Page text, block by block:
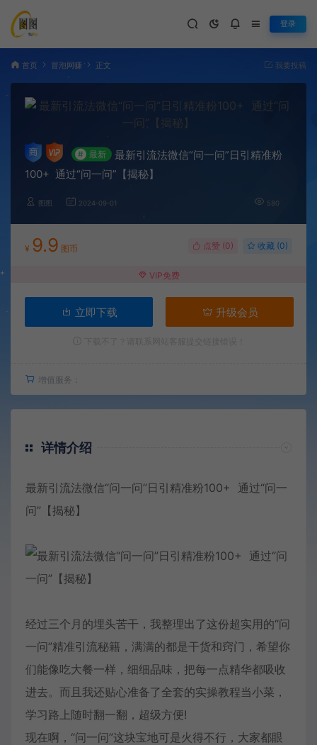
登录
首页 冒泡网赚 正文 我要投稿
# 最新
最新引流法微信“问一问”日引精准粉
100+ 通过“问一问”【揭秘】
图图 2024-09-01 580
¥ 9.9 图币 点赞 (0) 收藏 (0)
VIP免费
立即下载 升级会员
增值服务：
详情介绍
最新引流法微信“问一问”日引精准粉100+ 通过“问一
问”【揭秘】
经过三个月的埋头苦干，我整理出了这份超实用的“问
一问”精准引流秘籍，满满的都是干货和窍门，希望你
们能像吃大餐一样，细细品味，把每一点精华都吸收
进去。而且我还贴心准备了全套的实操教程当小菜，
学习路上随时翻一翻，超级方便!
现在啊，“问一问”这块宝地可是火得不行，大家都眼